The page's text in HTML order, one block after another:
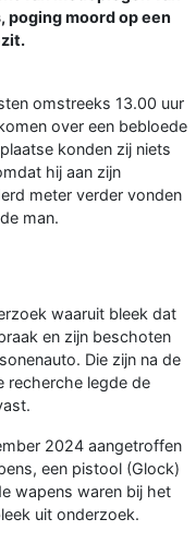
poging moord op een
omstreeks 13.00 uur
over een bebloede
konden zij niets
hij aan zijn
meter verder vonden
man.
waaruit bleek dat
en zijn beschoten
Die zijn na de
recherche legde de
2024 aangetroffen
een pistool (Glock)
wapens waren bij het
uit onderzoek.